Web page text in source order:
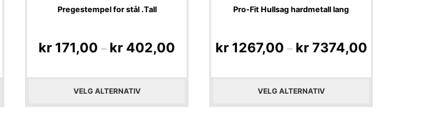
Pregestempel for stål .Tall
kr 171,00 – kr 402,00
VELG ALTERNATIV
Pro-Fit Hullsag hardmetall lang
kr1267,00 – kr7374,00
VELG ALTERNATIV